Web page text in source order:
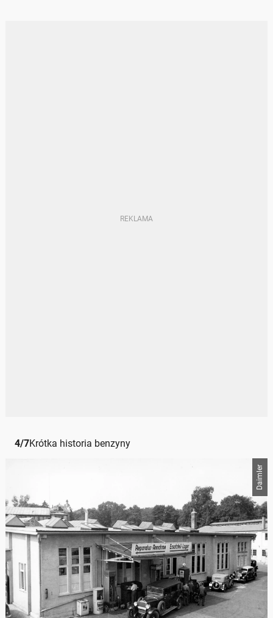
4/7Krótka historia benzyny
Daimler